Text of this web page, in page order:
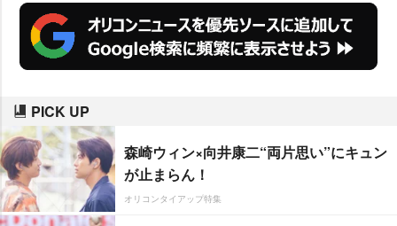
PICK UP
森崎ウィン×向井康二“両片思い”にキュン
が止まらん！
オリコンタイアップ特集